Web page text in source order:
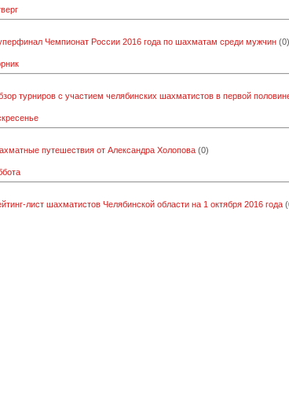
Чемпионат России 2016 года по шахматам среди мужчин (0)
турниров с участием челябинских шахматистов в первой
путешествия от Александра Холопова (0)
лист шахматистов Челябинской области на 1 октября 2016 года